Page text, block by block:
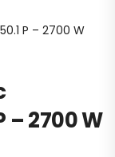
P – 2700 W
– 2700 W